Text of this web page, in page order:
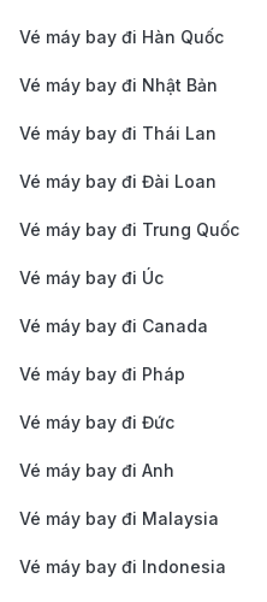
ngay tại lối ra của nhà
Shuttle Bus (Dịch vụ
sạn và dịch vụ xe đưa
thường có giá rẻ hơn
thời gian nhất định.
Ride-Sharing (Dịch vụ
bay. Dịch vụ này khá
di chuyển một cách
Xe cho thuê (Car
Vé máy bay đi Hàn Quốc
Vé máy bay đi Nhật Bản
Vé máy bay đi Thái Lan
Vé máy bay đi Đài Loan
Vé máy bay đi Trung Quốc
Vé máy bay đi Úc
Vé máy bay đi Canada
Vé máy bay đi Pháp
Vé máy bay đi Đức
Vé máy bay đi Anh
Vé máy bay đi Malaysia
Vé máy bay đi Indonesia